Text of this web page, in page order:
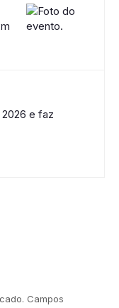
e faz
Campos